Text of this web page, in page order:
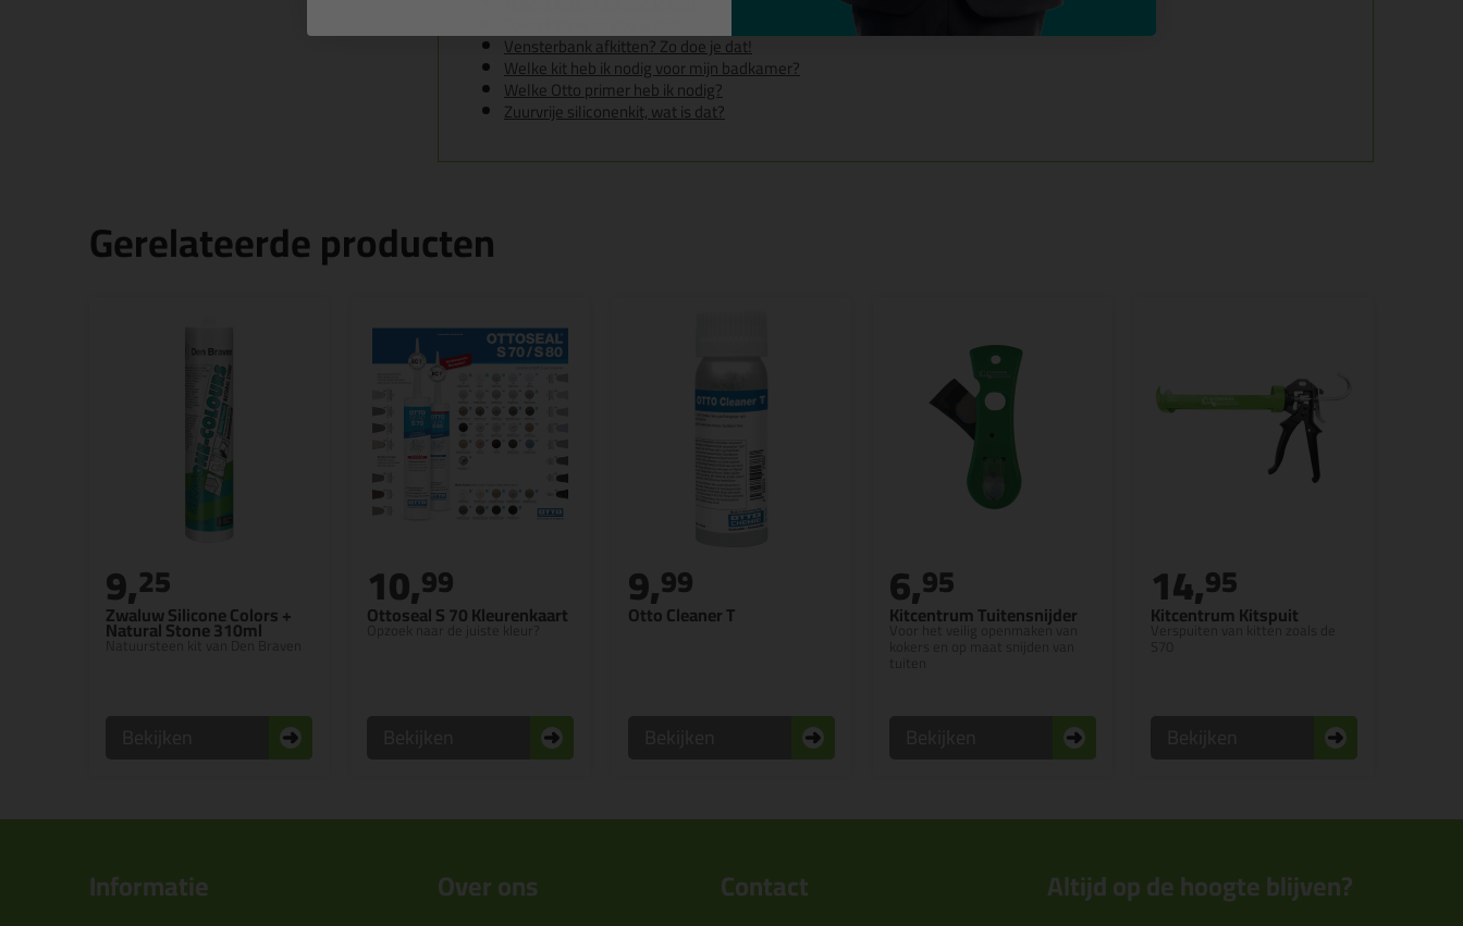
Vensterbank afkitten? Zo doe je dat!
Welke kit heb ik nodig voor mijn badkamer?
Welke Otto primer heb ik nodig?
Zuurvrije siliconenkit, wat is dat?
Gerelateerde producten
Zwaluw Silicone Colors +
Natural Stone 310ml
Natuursteen kit van Den Braven
9,25
Ottoseal S 70 Kleurenkaart
Opzoek naar de juiste kleur?
10,99
Otto Cleaner T
9,99
Kitcentrum Tuitensnijder
Voor het veilig openmaken van
6,95
Kitcentrum Kitspuit
Verspuiten van kitten zoals de
14,95
Informatie Over ons Contact Altijd op de hoogte blijven?